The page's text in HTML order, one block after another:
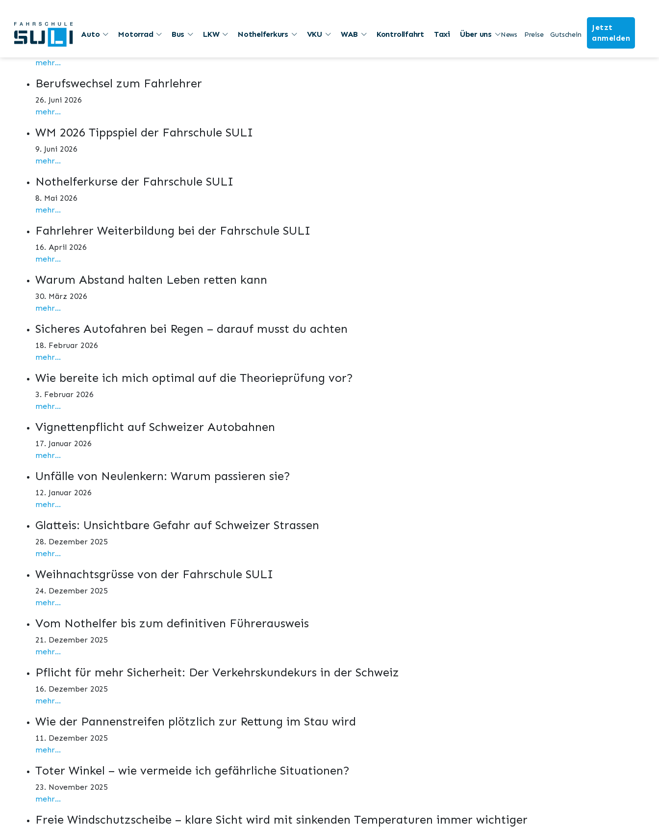
Auto Motorrad Bus LKW Nothelferkurs VKU WAB Kontrollfahrt Taxi Über uns News Preise Gutschein
Jetzt
anmelden
1. August
mehr...
Berufswechsel zum Fahrlehrer
26. Juni 2026
mehr...
WM 2026 Tippspiel der Fahrschule SULI
9. Juni 2026
mehr...
Nothelferkurse der Fahrschule SULI
8. Mai 2026
mehr...
Fahrlehrer Weiterbildung bei der Fahrschule SULI
16. April 2026
mehr...
Warum Abstand halten Leben retten kann
30. März 2026
mehr...
Sicheres Autofahren bei Regen – darauf musst du achten
18. Februar 2026
mehr...
Wie bereite ich mich optimal auf die Theorieprüfung vor?
3. Februar 2026
mehr...
Vignettenpflicht auf Schweizer Autobahnen
17. Januar 2026
mehr...
Unfälle von Neulenkern: Warum passieren sie?
12. Januar 2026
mehr...
Glatteis: Unsichtbare Gefahr auf Schweizer Strassen
28. Dezember 2025
mehr...
Weihnachtsgrüsse von der Fahrschule SULI
24. Dezember 2025
mehr...
Vom Nothelfer bis zum definitiven Führerausweis
21. Dezember 2025
mehr...
Pflicht für mehr Sicherheit: Der Verkehrskundekurs in der Schweiz
16. Dezember 2025
mehr...
Wie der Pannenstreifen plötzlich zur Rettung im Stau wird
11. Dezember 2025
mehr...
Toter Winkel – wie vermeide ich gefährliche Situationen?
23. November 2025
mehr...
Freie Windschutzscheibe – klare Sicht wird mit sinkenden Temperaturen immer wichtiger